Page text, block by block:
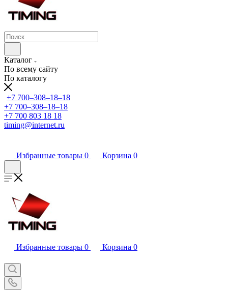
Каталог
По всему сайту
По каталогу
+7 700‒308‒18‒18
+7 700‒308‒18‒18
+7 700 803 18 18
timing@internet.ru
Избранные товары 0 Корзина 0
Избранные товары 0 Корзина 0